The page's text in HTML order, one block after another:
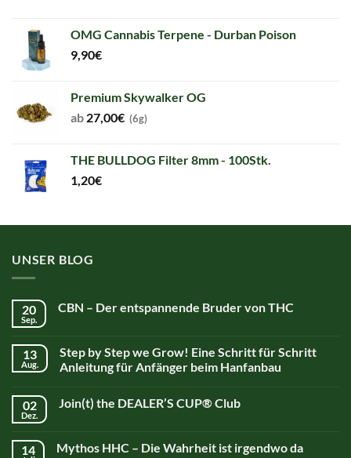
0,80€.0,80€.
OMG Cannabis Terpene - Durban Poison
9,90€
Premium Skywalker OG
ab 27,00€ (6g)
THE BULLDOG Filter 8mm - 100Stk.
1,20€
UNSER BLOG
20
Sep.
CBN – Der entspannende Bruder von THC
13
Aug.
Step by Step we Grow! Eine Schritt für Schritt
Anleitung für Anfänger beim Hanfanbau
02
Dez.
Join(t) the DEALER’S CUP® Club
14
Mythos HHC – Die Wahrheit ist irgendwo da